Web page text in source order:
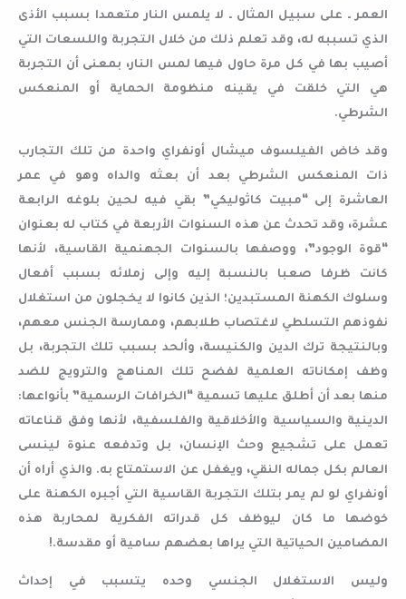
العمر ـ على سبيل المثال ـ لا يلمس النار متعمدا بسبب الأذى
الذي تسببه له، وقد تعلم ذلك من خلال التجربة واللسعات التي
أصيب بها في كل مرة حاول فيها لمس النار، بمعنى أن التجربة
هي التي خلقت في يقينه منظومة الحماية أو المنعكس
الشرطي.
وقد خاض الفيلسوف ميشال أونفراي واحدة من تلك التجارب
ذات المنعكس الشرطي بعد أن بعثه والداه وهو في عمر
العاشرة إلى “مبيت كاثوليكي” بقي فيه لحين بلوغه الرابعة
عشرة، وقد تحدث عن هذه السنوات الأربعة في كتاب له بعنوان
“قوة الوجود”، ووصفها بالسنوات الجهنمية القاسية، لأنها
كانت ظرفا صعبا بالنسبة إليه وإلى زملائه بسبب أفعال
وسلوك الكهنة المستبدين؛ الذين كانوا لا يخجلون من استغلال
نفوذهم التسلطي لاغتصاب طلابهم، وممارسة الجنس معهم،
وبالنتيجة ترك الدين والكنيسة، وألحد بسبب تلك التجربة، بل
وظف إمكاناته العلمية لفضح تلك المناهج والترويج للضد
منها بعد أن أطلق عليها تسمية “الخرافات الرسمية” بأنواعها:
الدينية والسياسية والأخلاقية والفلسفية، لأنها وفق قناعاته
تعمل على تشجيع وحث الإنسان، بل وتدفعه عنوة لينسى
العالم بكل جماله النقي، ويغفل عن الاستمتاع به. والذي أراه أن
أونفراي لو لم يمر بتلك التجربة القاسية التي أجبره الكهنة على
خوضها ما كان ليوظف كل قدراته الفكرية لمحاربة هذه
المضامين الحياتية التي يراها بعضهم سامية أو مقدسة.!
وليس الاستغلال الجنسي وحده يتسبب في إحداث